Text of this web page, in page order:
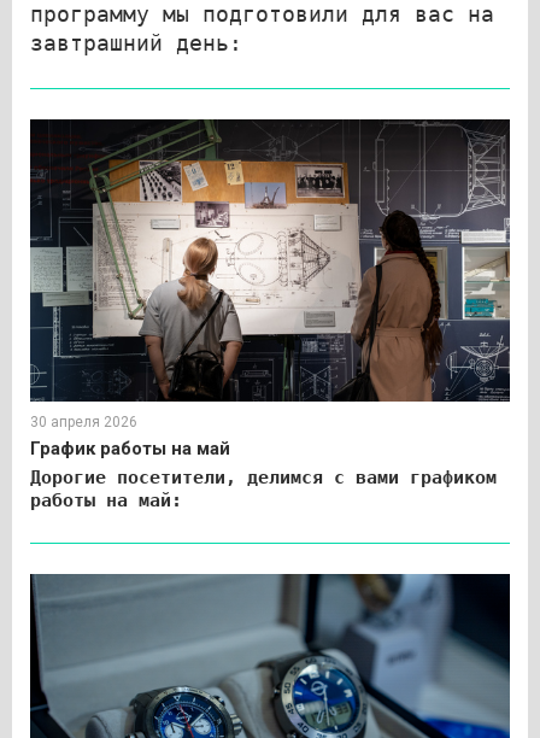
программу мы подготовили для вас на
завтрашний день:
30 апреля 2026
График работы на май
Дорогие посетители, делимся с вами графиком
работы на май: